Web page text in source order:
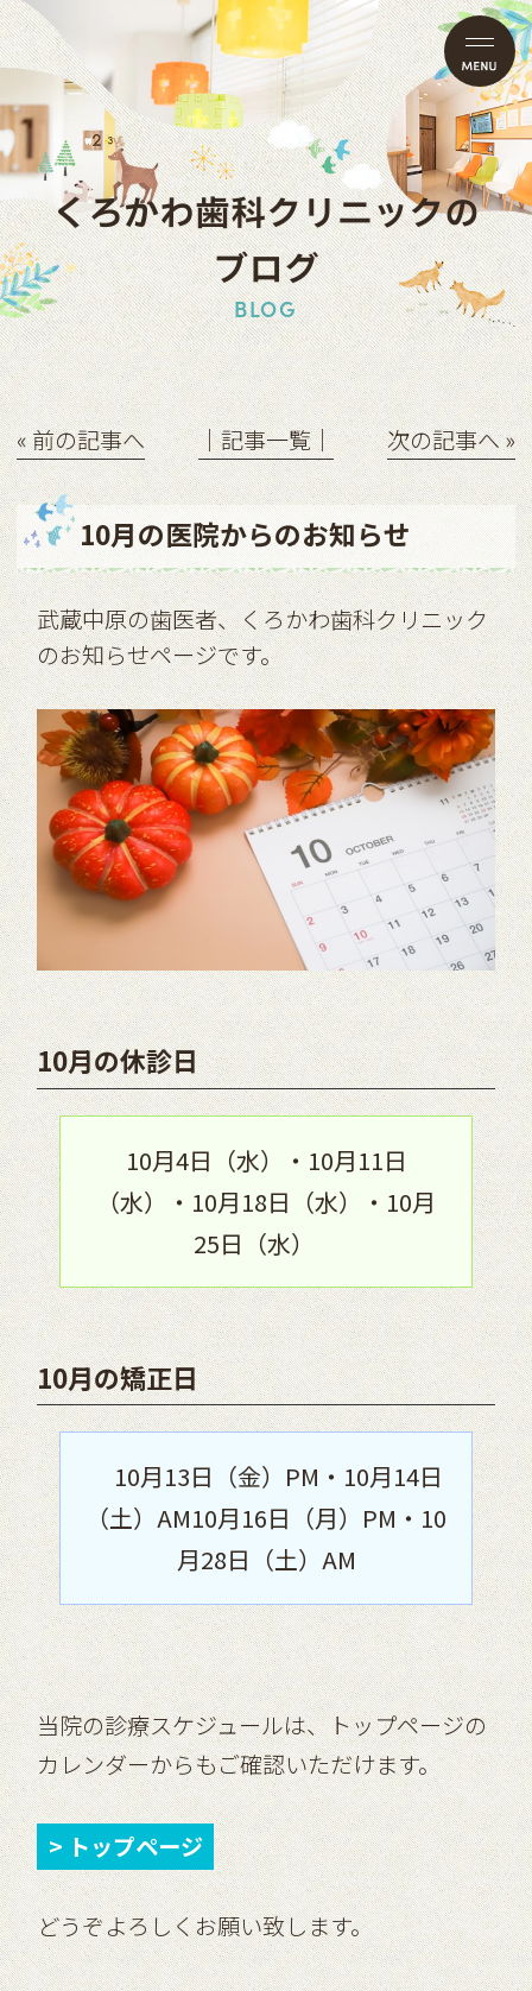
くろかわ歯科クリニックの
ブログ
BLOG
« 前の記事へ │記事一覧│ 次の記事へ »
10月の医院からのお知らせ
武蔵中原の歯医者、くろかわ歯科クリニック
のお知らせページです。
10月の休診日
10月4日（水）・10月11日
（水）・10月18日（水）・10月
25日（水）
10月の矯正日
10月13日（金）PM・10月14日
（土）AM10月16日（月）PM・10
月28日（土）AM
当院の診療スケジュールは、トップページの
カレンダーからもご確認いただけます。
> トップページ
どうぞよろしくお願い致します。